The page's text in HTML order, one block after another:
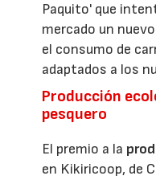
Paquito' que
mercado un
el consumo de
adaptados a los
Producción
pesquero
El premio a la
en Kikiricoop, de